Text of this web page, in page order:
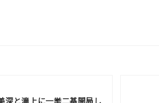
深と滝上に一挙二基開局し